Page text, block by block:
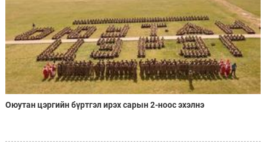
Оюутан цэргийн бүртгэл ирэх сарын 2-ноос эхэлнэ